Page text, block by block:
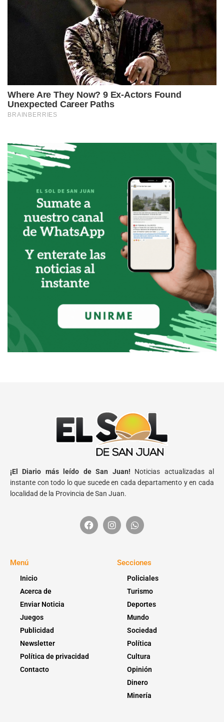
¡El Diario más leído de San Juan! Noticias actualizadas al
instante con todo lo que sucede en cada departamento y en cada
localidad de la Provincia de San Juan.
Menú
Inicio
Acerca de
Enviar Noticia
Juegos
Publicidad
Newsletter
Política de privacidad
Contacto
Secciones
Policiales
Turismo
Deportes
Mundo
Sociedad
Política
Cultura
Opinión
Dinero
Minería